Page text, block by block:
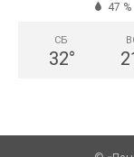
47 %
СБ
32°